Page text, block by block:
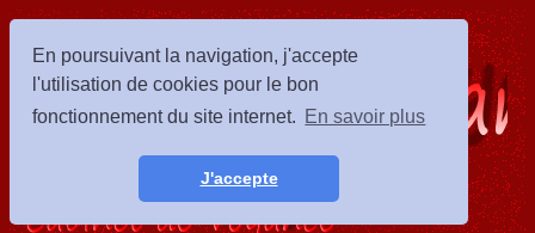
En poursuivant la navigation, j'accepte
l'utilisation de cookies pour le bon
fonctionnement du site internet. En savoir plus
J'accepte
01 76 24 05 05